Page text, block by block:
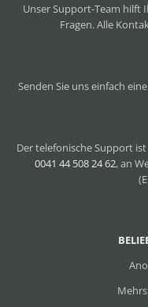
Unser Support-Team hilft
Fragen. Alle
Senden Sie uns einfach
Der telefonische Support
0041 44 508 24 62, an